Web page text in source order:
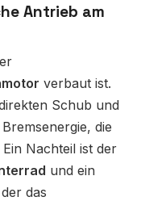
Antrieb am
verbaut ist.
Schub und
die
Nachteil ist der
und ein
das